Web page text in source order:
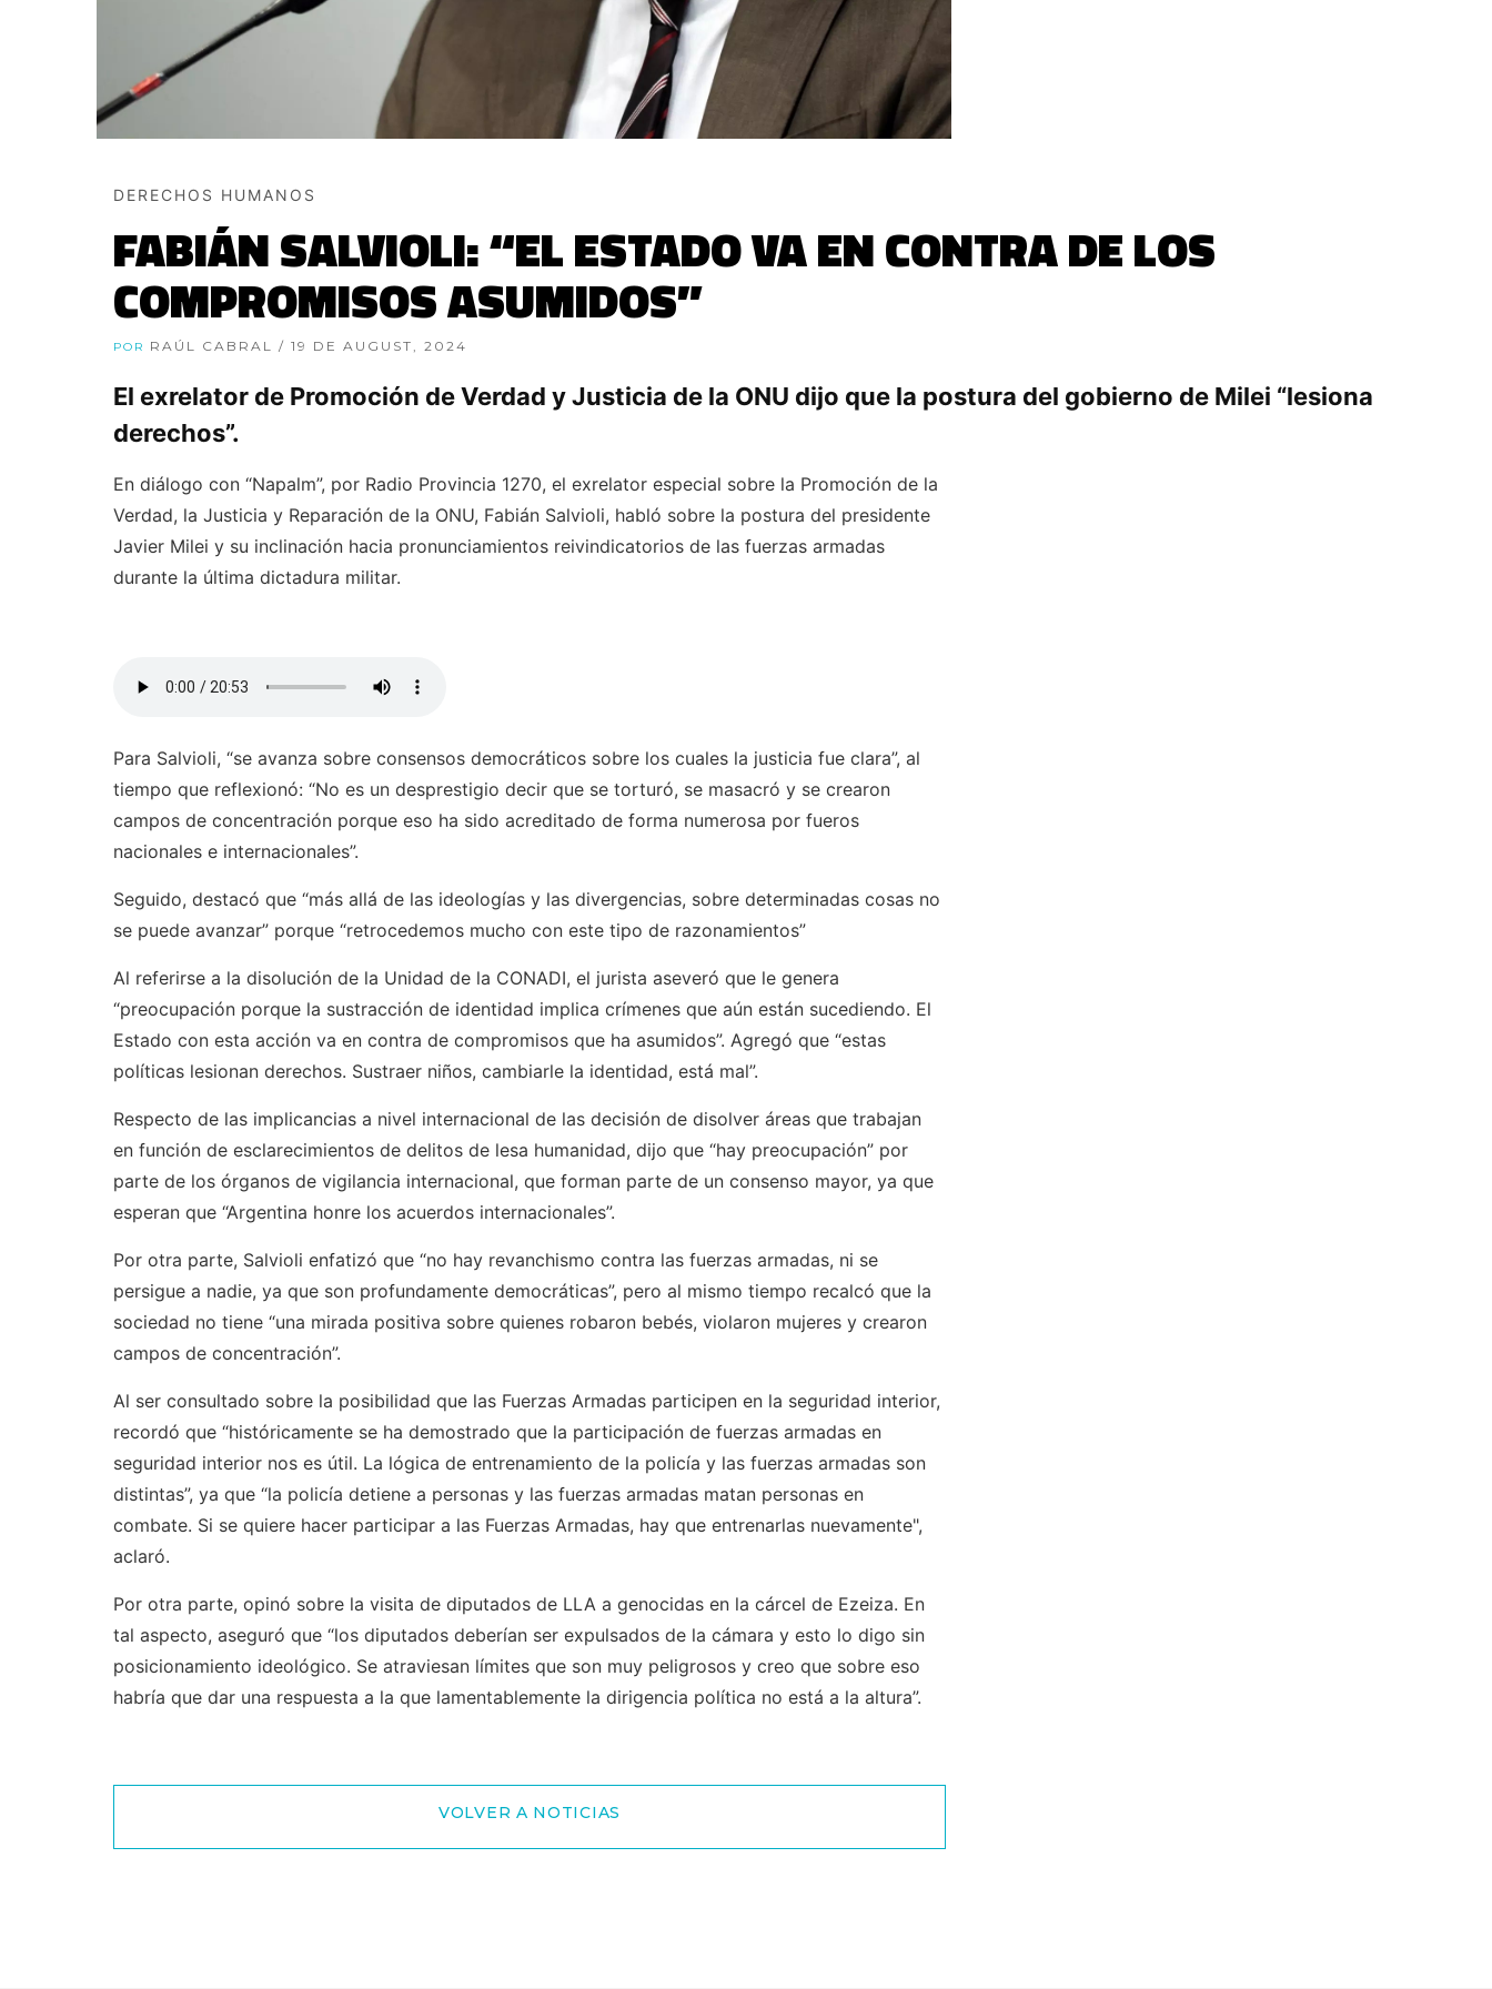
DERECHOS HUMANOS
FABIÁN SALVIOLI: “EL ESTADO VA EN CONTRA DE LOS
COMPROMISOS ASUMIDOS”
POR RAÚL CABRAL / 19 DE AUGUST, 2024
El exrelator de Promoción de Verdad y Justicia de la ONU dijo que la postura del gobierno de Milei “lesiona
derechos”.
En diálogo con “Napalm”, por Radio Provincia 1270, el exrelator especial sobre la Promoción de la
Verdad, la Justicia y Reparación de la ONU, Fabián Salvioli, habló sobre la postura del presidente
Javier Milei y su inclinación hacia pronunciamientos reivindicatorios de las fuerzas armadas
durante la última dictadura militar.
Para Salvioli, “se avanza sobre consensos democráticos sobre los cuales la justicia fue clara”, al
tiempo que reflexionó: “No es un desprestigio decir que se torturó, se masacró y se crearon
campos de concentración porque eso ha sido acreditado de forma numerosa por fueros
nacionales e internacionales”.
Seguido, destacó que “más allá de las ideologías y las divergencias, sobre determinadas cosas no
se puede avanzar” porque “retrocedemos mucho con este tipo de razonamientos”
Al referirse a la disolución de la Unidad de la CONADI, el jurista aseveró que le genera
“preocupación porque la sustracción de identidad implica crímenes que aún están sucediendo. El
Estado con esta acción va en contra de compromisos que ha asumidos”. Agregó que “estas
políticas lesionan derechos. Sustraer niños, cambiarle la identidad, está mal”.
Respecto de las implicancias a nivel internacional de las decisión de disolver áreas que trabajan
en función de esclarecimientos de delitos de lesa humanidad, dijo que “hay preocupación” por
parte de los órganos de vigilancia internacional, que forman parte de un consenso mayor, ya que
esperan que “Argentina honre los acuerdos internacionales”.
Por otra parte, Salvioli enfatizó que “no hay revanchismo contra las fuerzas armadas, ni se
persigue a nadie, ya que son profundamente democráticas”, pero al mismo tiempo recalcó que la
sociedad no tiene “una mirada positiva sobre quienes robaron bebés, violaron mujeres y crearon
campos de concentración”.
Al ser consultado sobre la posibilidad que las Fuerzas Armadas participen en la seguridad interior,
recordó que “históricamente se ha demostrado que la participación de fuerzas armadas en
seguridad interior nos es útil. La lógica de entrenamiento de la policía y las fuerzas armadas son
distintas”, ya que “la policía detiene a personas y las fuerzas armadas matan personas en
combate. Si se quiere hacer participar a las Fuerzas Armadas, hay que entrenarlas nuevamente",
aclaró.
Por otra parte, opinó sobre la visita de diputados de LLA a genocidas en la cárcel de Ezeiza. En
tal aspecto, aseguró que “los diputados deberían ser expulsados de la cámara y esto lo digo sin
posicionamiento ideológico. Se atraviesan límites que son muy peligrosos y creo que sobre eso
habría que dar una respuesta a la que lamentablemente la dirigencia política no está a la altura”.
VOLVER A NOTICIAS